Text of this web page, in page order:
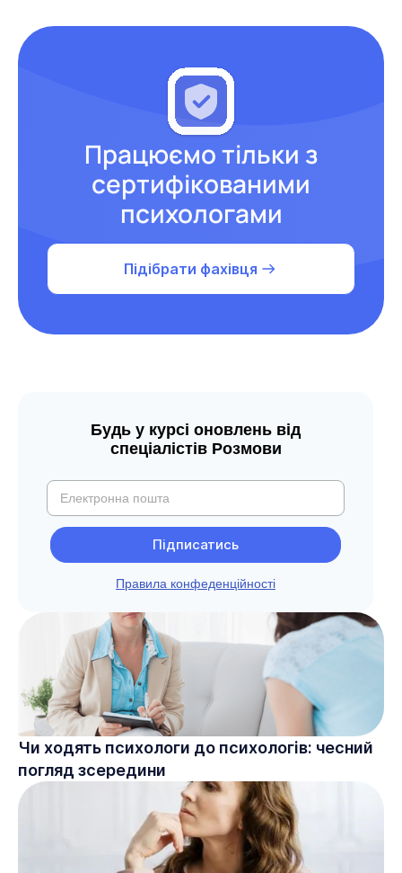
Працюємо тільки з
сертифікованими
психологами
Підібрати фахівця
Будь у курсі оновлень від
спеціалістів Розмови
Правила конфеденційності
Чи ходять психологи до психологів: чесний
погляд зсередини